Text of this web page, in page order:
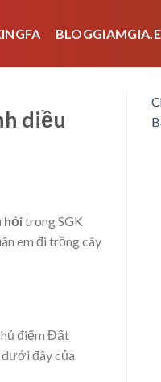
diều
hỏitrong SGK
em đi trồng cây
điểm Đất
đây của